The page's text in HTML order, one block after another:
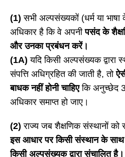
(1) सभी अल्पसंख्यकों (धर्म या
अधिकार है कि वे अपनीपसंद के
और उनका प्रबंधन करें।
(1A) यदि किसी अल्पसंख्यक द्वारा
संपत्ति अधिग्रहित की जाती है, तो
बाधक नहीं होनी चाहिएकि अनुच्छेद
अधिकार समाप्त हो जाए।
(2) राज्य जब शैक्षणिक संस्थानों को
इस आधार पर किसी संस्थान के साथ
किसी अल्पसंख्यक द्वारा संचालित है।